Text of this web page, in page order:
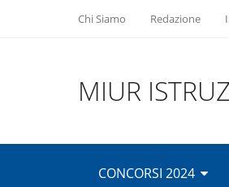
Chi Siamo Redazione
MIUR
CONCORSI 2024